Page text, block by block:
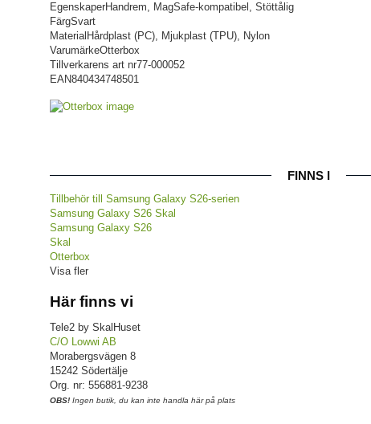
EgenskaperHandrem, MagSafe-kompatibel, Stöttålig
FärgSvart
Material Hårdplast (PC), Mjukplast (TPU), Nylon
VarumärkeOtterbox
Tillverkarens art nr77-000052
EAN840434748501
FINNS I
Tillbehör till Samsung Galaxy S26-serien
Samsung Galaxy S26 Skal
Samsung Galaxy S26
Skal
Otterbox
Visa fler
Här finns vi
Tele2 by SkalHuset
C/O Lowwi AB
Morabergsvägen 8
15242 Södertälje
Org. nr: 556881-9238
OBS! Ingen butik, du kan inte handla här på plats